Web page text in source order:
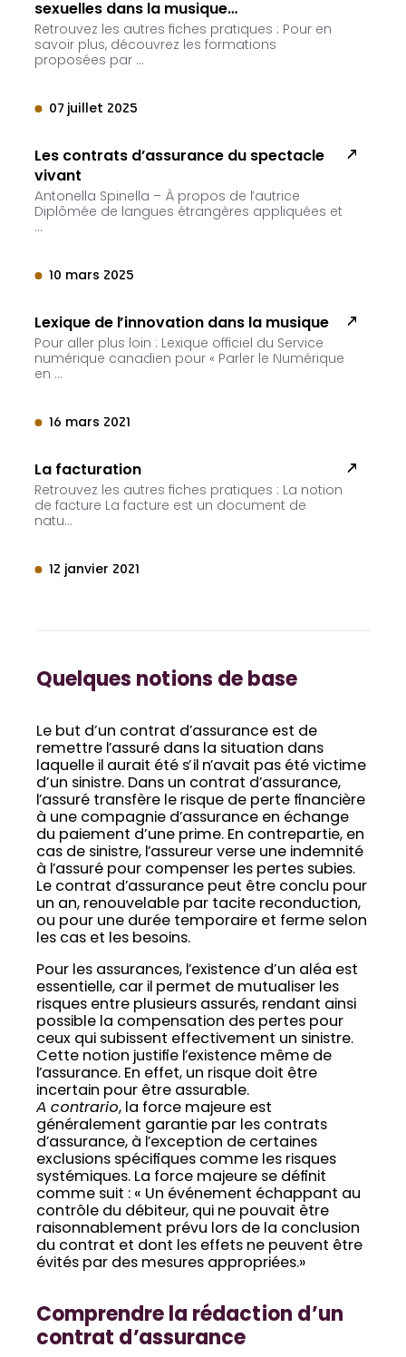
sexuelles dans la musique…
Retrouvez les autres fiches pratiques : Pour en
savoir plus, découvrez les formations
proposées par …
07 juillet 2025
Les contrats d’assurance du spectacle
vivant
Antonella Spinella – À propos de l’autrice
Diplômée de langues étrangères appliquées et
…
10 mars 2025
Lexique de l’innovation dans la musique
Pour aller plus loin : Lexique officiel du Service
numérique canadien pour « Parler le Numérique
en …
16 mars 2021
La facturation
Retrouvez les autres fiches pratiques : La notion
de facture La facture est un document de
natu…
12 janvier 2021
Quelques notions de base
Le but d’un contrat d’assurance est de
remettre l’assuré dans la situation dans
laquelle il aurait été s’il n’avait pas été victime
d’un sinistre. Dans un contrat d’assurance,
l’assuré transfère le risque de perte financière
à une compagnie d’assurance en échange
du paiement d’une prime. En contrepartie, en
cas de sinistre, l’assureur verse une indemnité
à l’assuré pour compenser les pertes subies.
Le contrat d’assurance peut être conclu pour
un an, renouvelable par tacite reconduction,
ou pour une durée temporaire et ferme selon
les cas et les besoins.
Pour les assurances, l’existence d’un aléa est
essentielle, car il permet de mutualiser les
risques entre plusieurs assurés, rendant ainsi
possible la compensation des pertes pour
ceux qui subissent effectivement un sinistre.
Cette notion justifie l’existence même de
l’assurance. En effet, un risque doit être
incertain pour être assurable.
A contrario, la force majeure est
généralement garantie par les contrats
d’assurance, à l’exception de certaines
exclusions spécifiques comme les risques
systémiques. La force majeure se définit
comme suit : « Un événement échappant au
contrôle du débiteur, qui ne pouvait être
raisonnablement prévu lors de la conclusion
du contrat et dont les effets ne peuvent être
évités par des mesures appropriées.»
Comprendre la rédaction d’un
contrat d’assurance